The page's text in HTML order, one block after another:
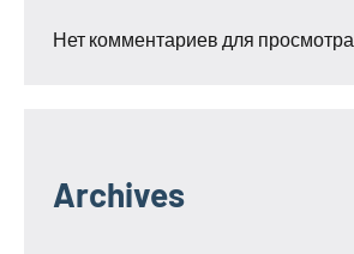
Нет комментариев для просмотра.
Archives